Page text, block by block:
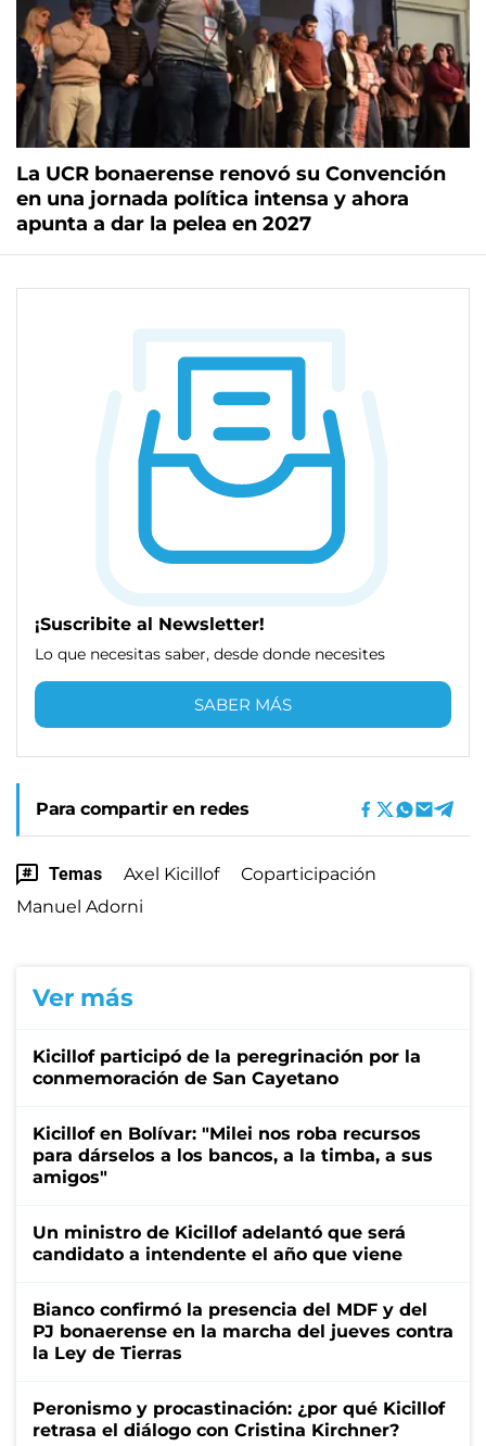
La UCR bonaerense renovó su Convención
en una jornada política intensa y ahora
apunta a dar la pelea en 2027
¡Suscribite al Newsletter!
Lo que necesitas saber, desde donde necesites
SABER MÁS
Para compartir en redes
Temas Axel Kicillof
Coparticipación
Manuel Adorni
Ver más
Kicillof participó de la peregrinación por la
conmemoración de San Cayetano
Kicillof en Bolívar: "Milei nos roba recursos
para dárselos a los bancos, a la timba, a sus
amigos"
Un ministro de Kicillof adelantó que será
candidato a intendente el año que viene
Bianco confirmó la presencia del MDF y del
PJ bonaerense en la marcha del jueves contra
la Ley de Tierras
Peronismo y procastinación: ¿por qué Kicillof
retrasa el diálogo con Cristina Kirchner?